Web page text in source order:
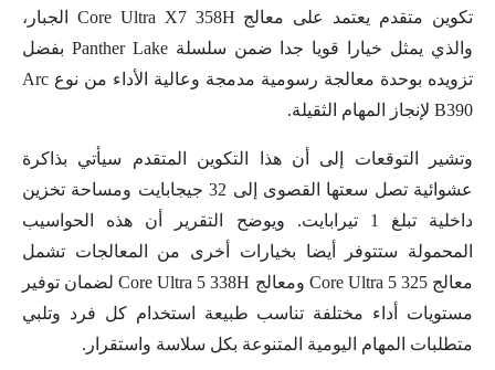
تكوين متقدم يعتمد على معالج Core Ultra X7 358H الجبار،
والذي يمثل خيارا قويا جدا ضمن سلسلة Panther Lake بفضل
تزويده بوحدة معالجة رسومية مدمجة وعالية الأداء من نوع Arc
B390 لإنجاز المهام الثقيلة.
وتشير التوقعات إلى أن هذا التكوين المتقدم سيأتي بذاكرة
عشوائية تصل سعتها القصوى إلى 32 جيجابايت ومساحة تخزين
داخلية تبلغ 1 تيرابايت. ويوضح التقرير أن هذه الحواسيب
المحمولة ستتوفر أيضا بخيارات أخرى من المعالجات تشمل
معالج Core Ultra 5 325 ومعالج Core Ultra 5 338H لضمان توفير
مستويات أداء مختلفة تناسب طبيعة استخدام كل فرد وتلبي
متطلبات المهام اليومية المتنوعة بكل سلاسة واستقرار.